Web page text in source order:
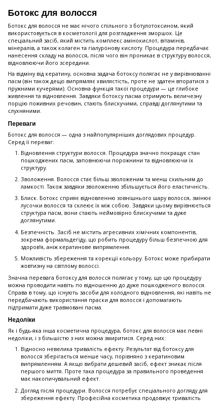
Ботокс для волосся
Ботокс для волосся не має нічого спільного з ботулотоксином, який
використовується в косметології для розгладження зморшок. Це
спеціальний засіб, який містить комплекс амінокислот, вітамінів,
мінералів, а також колаген та гіалуронову кислоту. Процедура передбачає
нанесення складу на волосся, після чого він проникає в структуру волосся,
відновлюючи його зсередини.
На відміну від кератину, основна задача ботоксу полягає не у вирівнюванні
пасм (він також дещо випрямляє хвилястість, проте не здатен впоратися з
пружними кучерями). Основна функція такої процедури — це глибоке
живлення та відновлення. Завдяки ботоксу пасма отримують величезну
порцію поживних речовин, стають блискучими, справді доглянутими та
слухняними.
Переваги
Ботокс для волосся — одна з найпопулярніших доглядових процедур.
Серед її переваг:
Відновлення структури волосся. Процедура значно покращує стан
пошкоджених пасм, заповнюючи порожнини та відновлюючи їх
структуру.
Зволоження. Волосся стає більш зволоженим та менш схильним до
ламкості. Також завдяки зволоженню збільшується його еластичність.
Блиск. Ботокс сприяє відновленню зовнішнього шару волосся, змінює
лусочки волосся та склеює їх між собою. Завдяки цьому вирівнюється
структура пасм, вони стають неймовірно блискучими та дуже
доглянутими.
Безпечність. Засіб не містить агресивних хімічних компонентів,
зокрема формальдегіду, що робить процедуру більш безпечною для
здоров’я, аніж кератинове випрямлення.
Можливість збереження та корекції кольору. Ботокс може прибирати
жовтизну на світлому волоссі.
Значна перевага ботоксу для волосся полягає у тому, що цю процедуру
можна проводити навіть по відношенню до дуже пошкодженого волосся.
Справа в тому, що існують засоби для холодного відновлення, які навіть не
передбачають використання праски для волосся і допомагають
підтримати дуже травмовані пасма.
Недоліки
Як і будь-яка інша косметична процедура, ботокс для волосся має певні
недоліки, і з більшістю з них можна змиритися. Серед них:
Відносно невелика тривалість ефекту. Результат від ботоксу для
волосся зберігається менше часу, порівняно з кератиновим
випрямленням. А якщо вибрати дешевий засіб, ефект зникає після
першого миття. Проте така процедура за правильного проведення
має накопичувальний ефект.
Догляд після процедури. Волосся потребує спеціального догляду для
збереження ефекту. Професійна косметика продовжує тривалість